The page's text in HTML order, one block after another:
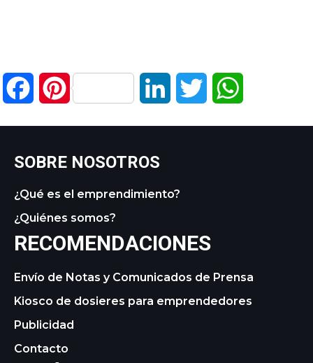
FacebookPinterest LinkedIn Twitter
SOBRE NOSOTROS
¿Qué es el emprendimiento?
¿Quiénes somos?
RECOMENDACIONES
Envío de Notas y Comunicados de Prensa
Kiosco de dosieres para emprendedores
Publicidad
Contacto